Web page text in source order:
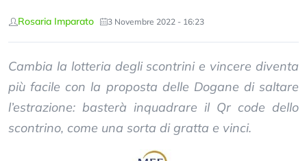
Rosaria Imparato 3 Novembre 2022 - 16:23
Cambia la lotteria degli scontrini e vincere diventa
più facile con la proposta delle Dogane di saltare
l’estrazione: basterà inquadrare il Qr code dello
scontrino, come una sorta di gratta e vinci.